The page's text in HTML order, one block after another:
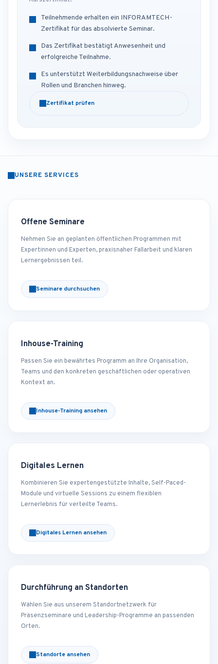
Teilnehmende erhalten ein INFORAMTECH-
Zertifikat für das absolvierte Seminar.
Das Zertifikat bestätigt Anwesenheit und
erfolgreiche Teilnahme.
Es unterstützt Weiterbildungsnachweise über
Rollen und Branchen hinweg.
Zertifikat prüfen
UNSERE SERVICES
Offene Seminare
Nehmen Sie an geplanten öffentlichen Programmen mit
Expertinnen und Experten, praxisnaher Fallarbeit und klaren
Lernergebnissen teil.
Seminare durchsuchen
Inhouse-Training
Passen Sie ein bewährtes Programm an Ihre Organisation,
Teams und den konkreten geschäftlichen oder operativen
Kontext an.
Inhouse-Training ansehen
Digitales Lernen
Kombinieren Sie expertengestützte Inhalte, Self-Paced-
Module und virtuelle Sessions zu einem flexiblen
Lernerlebnis für verteilte Teams.
Digitales Lernen ansehen
Durchführung an Standorten
Wählen Sie aus unserem Standortnetzwerk für
Präsenzseminare und Leadership-Programme an passenden
Orten.
Standorte ansehen